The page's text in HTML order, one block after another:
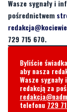
Wasze sygnały i
pośrednictwem
729 715 670.
Byliście
aby nasza
Wasze
redakcją za
telefonu 729